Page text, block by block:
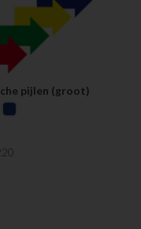
pijlen (groot)